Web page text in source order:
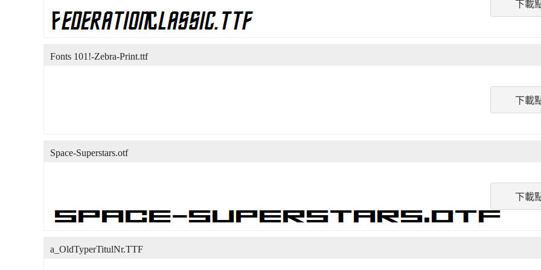
下載
下載
Fonts 101!-Zebra-Print.ttf
下載
Space-Superstars.otf
a_OldTyperTitulNr.TTF